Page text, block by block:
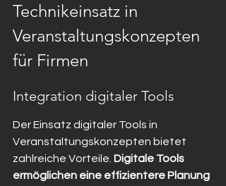
Technikeinsatz in
Veranstaltungskonzepten
für Firmen
Integration digitaler Tools
Der Einsatz digitaler Tools in
Veranstaltungskonzepten bietet
zahlreiche Vorteile. Digitale Tools
ermöglichen eine effizientere Planung